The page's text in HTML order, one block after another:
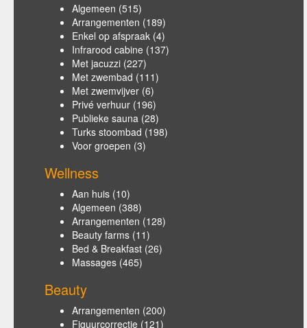
Algemeen (515)
Arrangementen (189)
Enkel op afspraak (4)
Infrarood cabine (137)
Met jacuzzi (227)
Met zwembad (111)
Met zwemvijver (6)
Privé verhuur (196)
Publieke sauna (28)
Turks stoombad (198)
Voor groepen (3)
Wellness
Aan huis (10)
Algemeen (388)
Arrangementen (128)
Beauty farms (11)
Bed & Breakfast (26)
Massages (465)
Beauty
Arrangementen (200)
Figuurcorrectie (121)